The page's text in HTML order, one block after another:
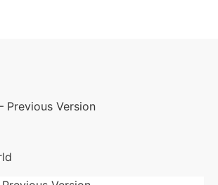
Previous Version